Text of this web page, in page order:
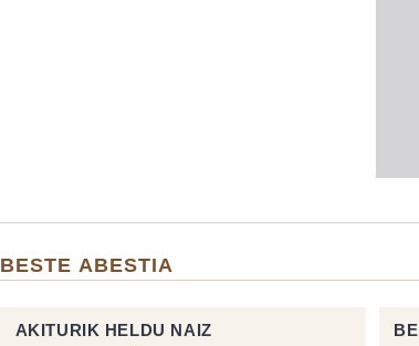
BESTE ABESTIA
AKITURIK HELDU NAIZ